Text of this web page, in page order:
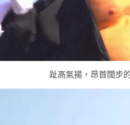
趾高氣揚，昂首闊步